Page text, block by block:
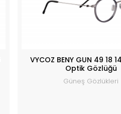
VYCOZ BENY GUN 49 18
Optik Gözlüğü
Güneş Gözlükleri